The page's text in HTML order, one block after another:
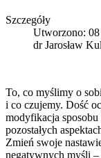
Szczegóły
Utworzono:
dr Jarosław
To, co myślimy o
i co czujemy. Dość
modyfikacja
pozostałych
Zmień swoje
negatywnych myśli –